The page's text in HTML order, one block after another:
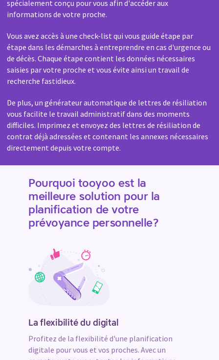
spécialement conçu pour vous afin d'accéder aux
informations de votre proche.
Vous avez accès à une check-list qui vous guide étape par
étape dans les démarches à entreprendre en cas d'urgence ou
de décès. Chaque étape contient les données nécessaires
saisies par votre proche et vous évite ainsi un travail de
recherche fastidieux.
De plus, un générateur automatique de lettres de résiliation
vous facilite le travail administratif dans des moments
difficiles. Imprimez et envoyez des lettres de résiliation de
contrat déjà adressées et contenant les annexes nécessaires
directement depuis votre compte.
Pourquoi tooyoo est la
meilleure solution pour la
planification de votre
prévoyance personnelle?
La flexibilité du digital
Profitez de la flexibilité d'une planification
digitale pour vous et vos proches. Avec un